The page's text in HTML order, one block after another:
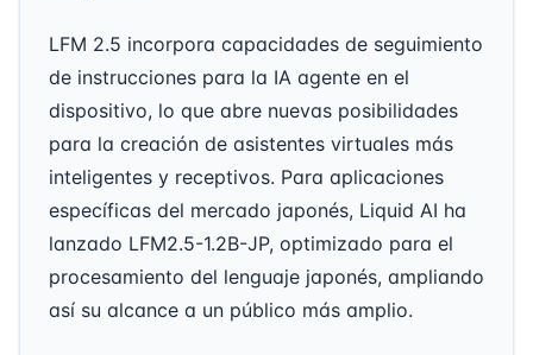
LFM 2.5 incorpora capacidades de seguimiento
de instrucciones para la IA agente en el
dispositivo, lo que abre nuevas posibilidades
para la creación de asistentes virtuales más
inteligentes y receptivos. Para aplicaciones
específicas del mercado japonés, Liquid AI ha
lanzado LFM2.5-1.2B-JP, optimizado para el
procesamiento del lenguaje japonés, ampliando
así su alcance a un público más amplio.